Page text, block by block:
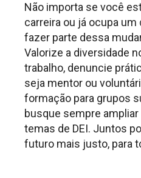
Não importa se você
carreira ou já ocupa um
fazer parte dessa
Valorize a diversidade
trabalho, denuncie
seja mentor ou
formação para grupos
busque sempre
temas de DEI. Juntos
futuro mais justo, para